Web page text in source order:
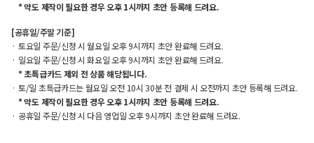
* 약도 제작이 필요한 경우 오후 1시까지 초안 등록해 드려요.
[공휴일/주말 기준]
토요일 주문/신청 시 월요일 오후 9시까지 초안 완료해 드려요.
일요일 주문/신청 시 화요일 오후 9시까지 초안 완료해 드려요.
* 초특급카드 제외 전 상품 해당됩니다.
토/일 초특급카드는 월요일 오전 10시 30분 전 결제 시 오전까지 초안 등록해 드려요.
* 약도 제작이 필요한 경우 오후 1시까지 초안 등록해 드려요.
공휴일 주문/신청 시 다음 영업일 오후 9시까지 초안 완료해 드려요.